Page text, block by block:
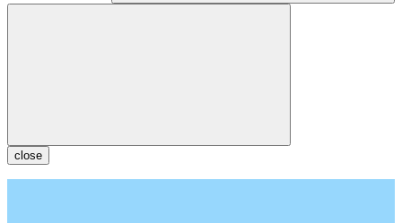
close